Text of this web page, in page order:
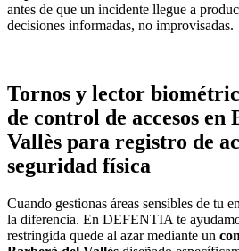
antes de que un incidente llegue a
decisiones informadas, no improvisadas.
Tornos y lector
de control de accesos en
Vallès para registro de
seguridad física
Cuando gestionas áreas sensibles de tu
la diferencia. En DEFENTIA te
restringida quede al azar mediante un